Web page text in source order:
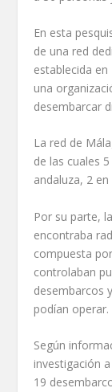
En esta
de una red
establecida
una
desembarcar
La red de
de las cuales
andaluza, 2
Por su parte,
encontraba
compuesta
controlaban
desembarcos
podían operar.
Según
investigación
19